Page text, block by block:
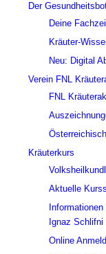
Der
Deine
Kräuter-
Neu: Digital
Verein FNL
FNL
Kräuterkurs
Aktuelle
Ignaz Schlifni
Online